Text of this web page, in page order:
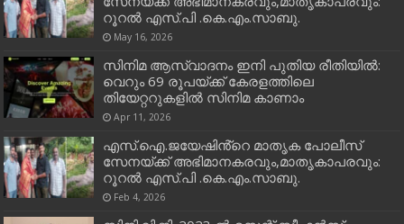
റൂറൽ എസ്.പി .കെ.എം.സാബു.
May 16, 2026
സിനിമ ആസ്വാദനം ഇനി പുതിയ രീതിയിൽ:
വെറും 69 രൂപയ്ക്ക് കേരളത്തിലെ
തിയേറ്ററുകളിൽ സിനിമ കാണാം
Apr 11, 2026
എസ്.ഐ.ജയേഷിൻ്റെ മാതൃക പോലീസ്
സേനയ്ക്ക് അഭിമാനകരവും,മാതൃകാപരവും:
റൂറൽ എസ്.പി .കെ.എം.സാബു.
Feb 4, 2026